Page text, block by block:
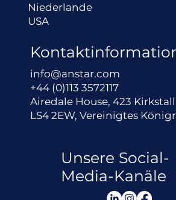
Niederlande
USA
info@anstar.com
+44 (0)113 3572117
Airedale House, 423 Kirkstall
LS4 2EW, Vereinigtes
Unsere Social-
Media-Kanäle